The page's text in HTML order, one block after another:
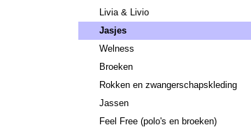
Livia & Livio
Jasjes
Welness
Broeken
Rokken en zwangerschapskleding
Jassen
Feel Free (polo's en broeken)